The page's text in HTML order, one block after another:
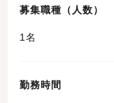
募集職種（人数）
1名
勤務時間